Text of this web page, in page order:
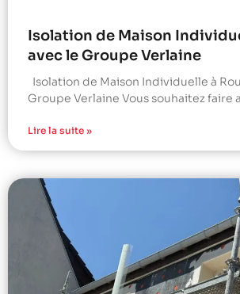
Isolation de Maison
avec le Groupe Verlaine
Isolation de Maison Individuelle à
Groupe Verlaine Vous souhaitez faire
Lire la suite »